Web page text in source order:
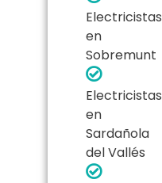
Electricistas
en
Sobremunt
Electricistas
en
Sardañola
del Vallés